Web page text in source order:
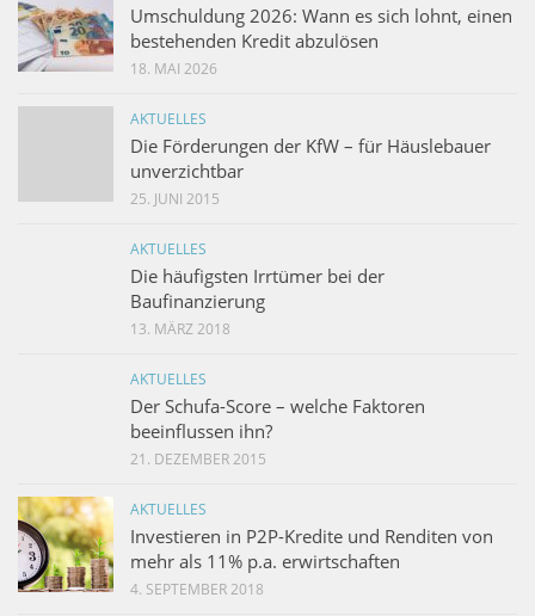
Umschuldung 2026: Wann es sich lohnt, einen
bestehenden Kredit abzulösen
18. MAI 2026
AKTUELLES
Die Förderungen der KfW – für Häuslebauer
unverzichtbar
25. JUNI 2015
AKTUELLES
Die häufigsten Irrtümer bei der
Baufinanzierung
13. MÄRZ 2018
AKTUELLES
Der Schufa-Score – welche Faktoren
beeinflussen ihn?
21. DEZEMBER 2015
AKTUELLES
Investieren in P2P-Kredite und Renditen von
mehr als 11% p.a. erwirtschaften
4. SEPTEMBER 2018